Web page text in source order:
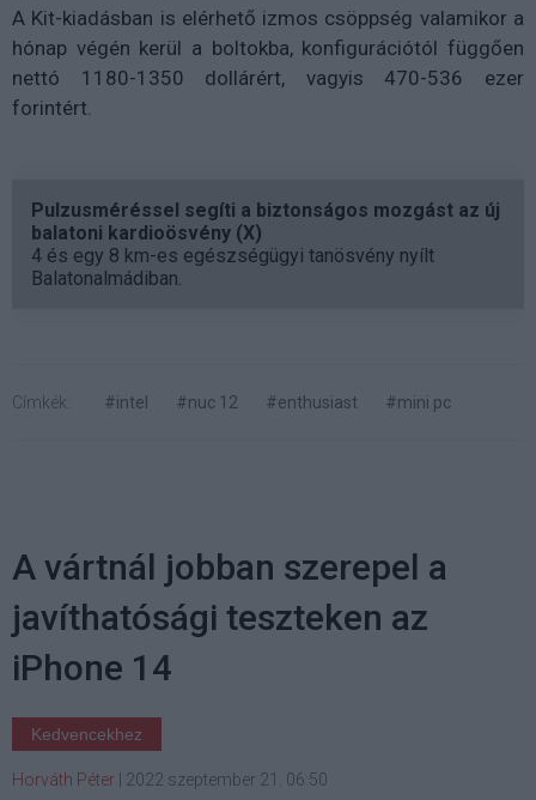
A Kit-kiadásban is elérhető izmos csöppség valamikor a
hónap végén kerül a boltokba, konfigurációtól függően
nettó 1180-1350 dollárért, vagyis 470-536 ezer
forintért.
Pulzusméréssel segíti a biztonságos mozgást az új
balatoni kardioösvény (X)
4 és egy 8 km-es egészségügyi tanösvény nyílt
Balatonalmádiban.
Címkék: #intel #nuc 12 #enthusiast #mini pc
A vártnál jobban szerepel a
javíthatósági teszteken az
iPhone 14
Kedvencekhez
Horváth Péter 2022 szeptember 21. 06:50